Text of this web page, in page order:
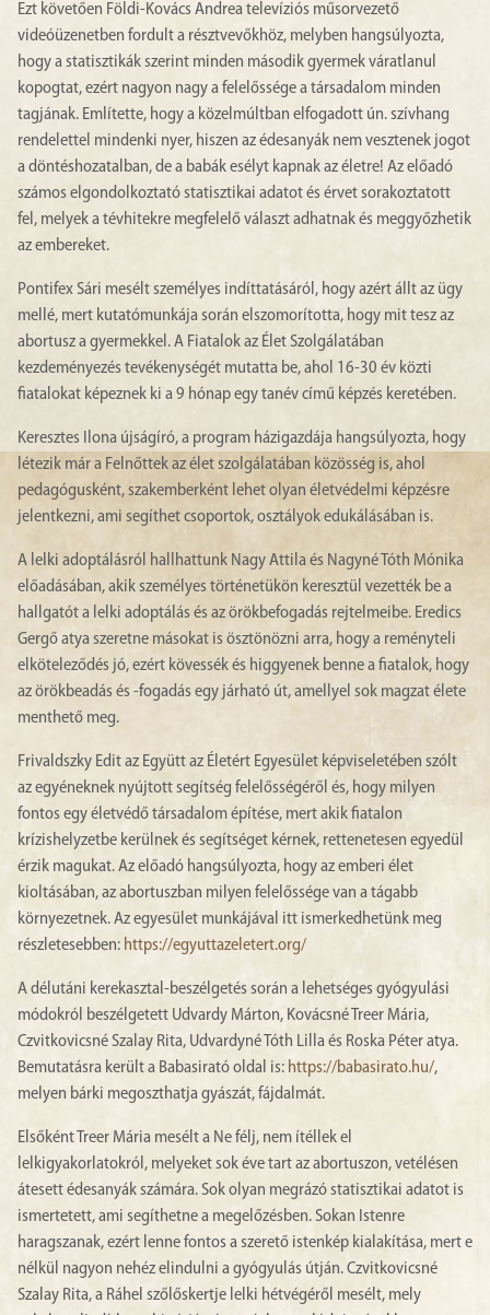
Ezt követően Földi-Kovács Andrea televíziós műsorvezető
videóüzenetben fordult a résztvevőkhöz, melyben hangsúlyozta,
hogy a statisztikák szerint minden második gyermek váratlanul
kopogtat, ezért nagyon nagy a felelőssége a társadalom minden
tagjának. Említette, hogy a közelmúltban elfogadott ún. szívhang
rendelettel mindenki nyer, hiszen az édesanyák nem vesztenek jogot
a döntéshozatalban, de a babák esélyt kapnak az életre! Az előadó
számos elgondolkoztató statisztikai adatot és érvet sorakoztatott
fel, melyek a tévhitekre megfelelő választ adhatnak és meggyőzhetik
az embereket.
Pontifex Sári mesélt személyes indíttatásáról, hogy azért állt az ügy
mellé, mert kutatómunkája során elszomorította, hogy mit tesz az
abortusz a gyermekkel. A Fiatalok az Élet Szolgálatában
kezdeményezés tevékenységét mutatta be, ahol 16-30 év közti
fiatalokat képeznek ki a 9 hónap egy tanév című képzés keretében.
Keresztes Ilona újságíró, a program házigazdája hangsúlyozta, hogy
létezik már a Felnőttek az élet szolgálatában közösség is, ahol
pedagógusként, szakemberként lehet olyan életvédelmi képzésre
jelentkezni, ami segíthet csoportok, osztályok edukálásában is.
A lelki adoptálásról hallhattunk Nagy Attila és Nagyné Tóth Mónika
előadásában, akik személyes történetükön keresztül vezették be a
hallgatót a lelki adoptálás és az örökbefogadás rejtelmeibe. Eredics
Gergő atya szeretne másokat is ösztönözni arra, hogy a reményteli
elköteleződés jó, ezért kövessék és higgyenek benne a fiatalok, hogy
az örökbeadás és -fogadás egy járható út, amellyel sok magzat élete
menthető meg.
Frivaldszky Edit az Együtt az Életért Egyesület képviseletében szólt
az egyéneknek nyújtott segítség felelősségéről és, hogy milyen
fontos egy életvédő társadalom építése, mert akik fiatalon
krízishelyzetbe kerülnek és segítséget kérnek, rettenetesen egyedül
érzik magukat. Az előadó hangsúlyozta, hogy az emberi élet
kioltásában, az abortuszban milyen felelőssége van a tágabb
környezetnek. Az egyesület munkájával itt ismerkedhetünk meg
részletesebben: https://egyuttazeletert.org/
A délutáni kerekasztal-beszélgetés során a lehetséges gyógyulási
módokról beszélgetett Udvardy Márton, Kovácsné Treer Mária,
Czvitkovicsné Szalay Rita, Udvardyné Tóth Lilla és Roska Péter atya.
Bemutatásra került a Babasirató oldal is: https://babasirato.hu/,
melyen bárki megoszthatja gyászát, fájdalmát.
Elsőként Treer Mária mesélt a Ne félj, nem ítéllek el
lelkigyakorlatokról, melyeket sok éve tart az abortuszon, vetélésen
átesett édesanyák számára. Sok olyan megrázó statisztikai adatot is
ismertetett, ami segíthetne a megelőzésben. Sokan Istenre
haragszanak, ezért lenne fontos a szerető istenkép kialakítása, mert e
nélkül nagyon nehéz elindulni a gyógyulás útján. Czvitkovicsné
Szalay Rita, a Ráhel szőlőskertje lelki hétvégéről mesélt, mely